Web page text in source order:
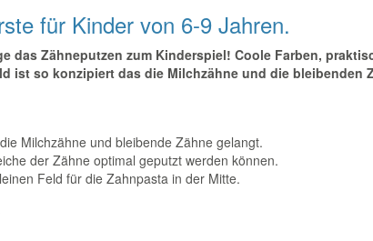
für Kinder von 6-9 Jahren.
das Zähneputzen zum Kinderspiel! Coole Farben,
ist so konzipiert das die Milchzähne und die bleibenden
Milchzähne und bleibende Zähne gelangt.
der Zähne optimal geputzt werden können.
Feld für die Zahnpasta in der Mitte.